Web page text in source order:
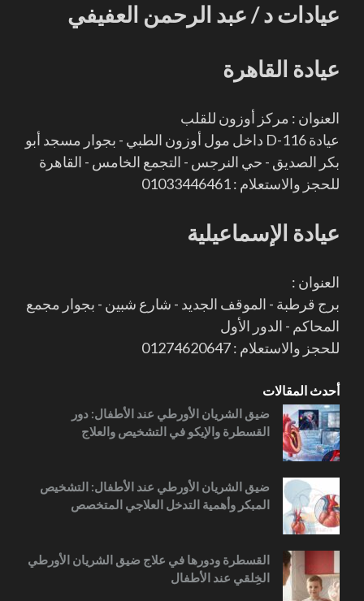
عيادات د / عبد الرحمن العفيفي
عيادة القاهرة
العنوان : مركز أوزون للقلب
عيادة D-116 داخل مول أوزون الطبي - بجوار مسجد أبو
بكر الصديق - حي النرجس - التجمع الخامس - القاهرة
للحجز والاستعلام : 01033446461
عيادة الإسماعيلية
العنوان :
برج قرطبة - الموقف الجديد - شارع شبين - بجوار مجمع
المحاكم - الدور الأول
للحجز والاستعلام : 01274620647
أحدث المقالات
ضيق الشريان الأورطي عند الأطفال: دور
القسطرة والإيكو في التشخيص والعلاج
ضيق الشريان الأورطي عند الأطفال: التشخيص
المبكر وأهمية التدخل العلاجي المتخصص
القسطرة ودورها في علاج ضيق الشريان الأورطي
الخِلقي عند الأطفال